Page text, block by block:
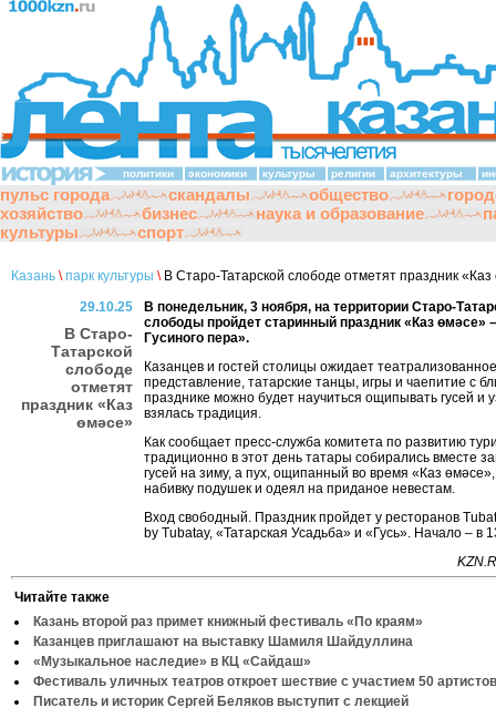
политики экономики культуры религии архитектуры
пульс города скандалы общество
хозяйство
бизнес наука и образование
культуры
спорт
Казань \ парк культуры \В Старо-Татарской слободе отметят праздник «Каз
29.10.25
В Старо-
Татарской
слободе
отметят
праздник «Каз
өмәсе»
В понедельник, 3 ноября, на территории Старо-
слободы пройдет старинный праздник «Каз өмәсе»
Гусиного пера».
Казанцев и гостей столицы ожидает театрализованное
представление, татарские танцы, игры и чаепитие с
празднике можно будет научиться ощипывать гусей и
взялась традиция.
Как сообщает пресс-служба комитета по развитию
традиционно в этот день татары собирались вместе
гусей на зиму, а пух, ощипанный во время «Каз
набивку подушек и одеял на приданое невестам.
Вход свободный. Праздник пройдет у ресторанов
by Tubatay, «Татарская Усадьба» и «Гусь». Начало – в
Читайте также
Казань второй раз примет книжный фестиваль «По краям»
Казанцев приглашают на выставку Шамиля Шайдуллина
«Музыкальное наследие» в КЦ «Сайдаш»
Фестиваль уличных театров откроет шествие с участием 50 артистов
Писатель и историк Сергей Беляков выступит с лекцией